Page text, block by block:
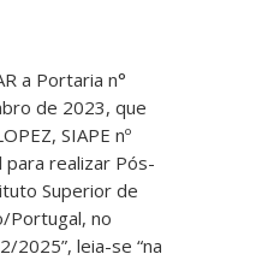
a Portaria n°
de 2023, que
SIAPE nº
realizar Pós-
Superior de
Portugal, no
leia-se “na